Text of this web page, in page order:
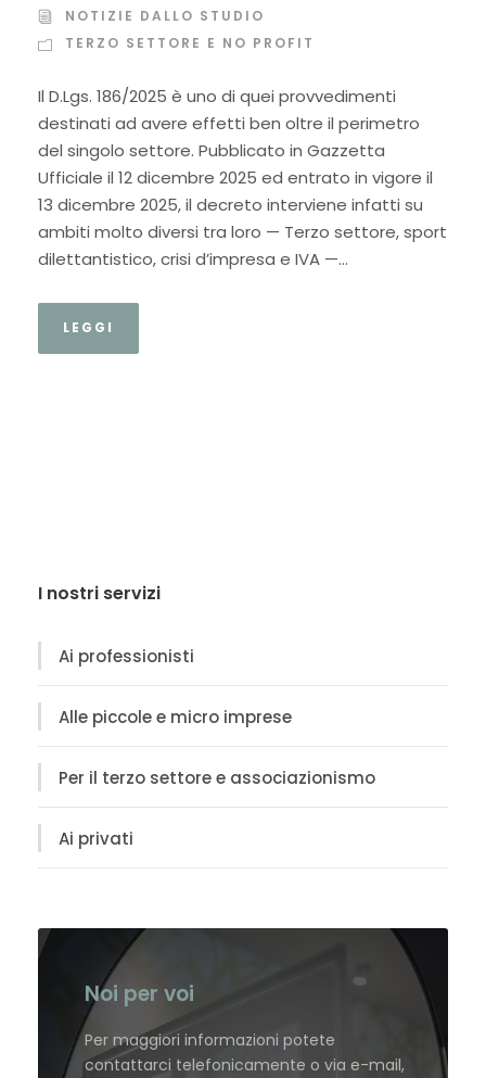
NOTIZIE DALLO STUDIO
TERZO SETTORE E NO PROFIT
Il D.Lgs. 186/2025 è uno di quei provvedimenti
destinati ad avere effetti ben oltre il perimetro
del singolo settore. Pubblicato in Gazzetta
Ufficiale il 12 dicembre 2025 ed entrato in vigore il
13 dicembre 2025, il decreto interviene infatti su
ambiti molto diversi tra loro — Terzo settore, sport
dilettantistico, crisi d’impresa e IVA —...
LEGGI
I nostri servizi
Ai professionisti
Alle piccole e micro imprese
Per il terzo settore e associazionismo
Ai privati
Noi per voi
Per maggiori informazioni potete
contattarci telefonicamente o via e-mail,